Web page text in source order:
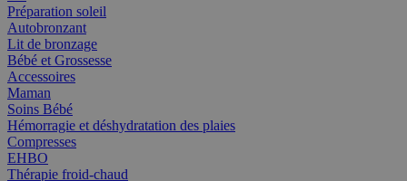
Préparation soleil
Autobronzant
Lit de bronzage
Bébé et Grossesse
Accessoires
Maman
Soins Bébé
Hémorragie et déshydratation des plaies
Compresses
EHBO
Thérapie froid-chaud